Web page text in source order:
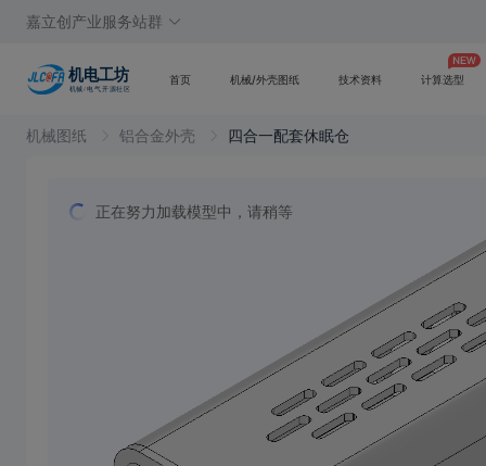
嘉立创产业服务站群
首页 机械/外壳图纸 技术资料 计算选型
机械图纸 铝合金外壳 四合一配套休眠仓
正在努力加载模型中，请稍等